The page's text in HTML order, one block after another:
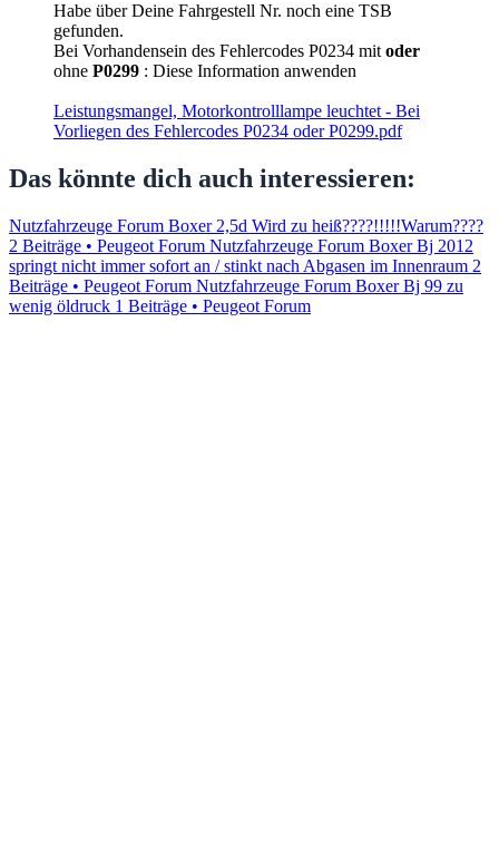
Habe über Deine Fahrgestell Nr. noch eine TSB
gefunden.
Bei Vorhandensein des Fehlercodes P0234 mitoder
ohne P0299 : Diese Information anwenden
Leistungsmangel, Motorkontrolllampe leuchtet - Bei
Vorliegen des Fehlercodes P0234 oder P0299.pdf
Das könnte dich auch interessieren:
Nutzfahrzeuge Forum Boxer 2,5d Wird zu heiß????!!!!!Warum????
2 Beiträge • Peugeot Forum Nutzfahrzeuge Forum Boxer Bj 2012
springt nicht immer sofort an / stinkt nach Abgasen im Innenraum 2
Beiträge • Peugeot Forum Nutzfahrzeuge Forum Boxer Bj 99 zu
wenig öldruck 1 Beiträge • Peugeot Forum